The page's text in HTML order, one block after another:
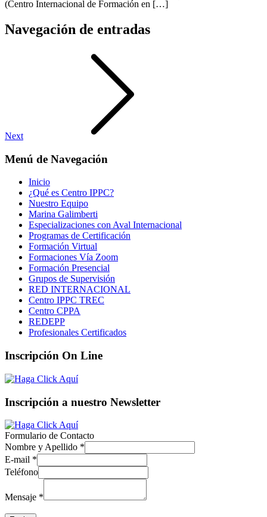
(Centro Internacional de Formación en […]
Navegación de entradas
Next
Menú de Navegación
Inicio
¿Qué es Centro IPPC?
Nuestro Equipo
Marina Galimberti
Especializaciones con Aval Internacional
Programas de Certificación
Formación Virtual
Formaciones Vía Zoom
Formación Presencial
Grupos de Supervisión
RED INTERNACIONAL
Centro IPPC TREC
Centro CPPA
REDEPP
Profesionales Certificados
Inscripción On Line
Inscripción a nuestro Newsletter
Formulario de Contacto
Nombre y Apellido *
E-mail *
Teléfono
Mensaje *